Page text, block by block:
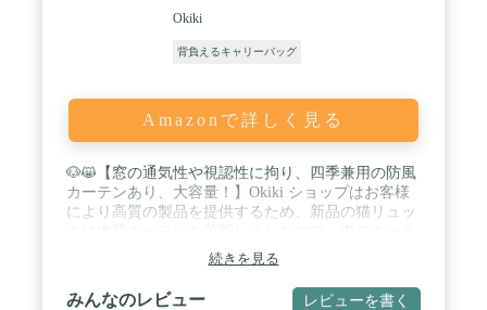
Okiki
背負えるキャリーバッグ
Amazonで詳しく見る
🐶😸【窓の通気性や視認性に拘り、四季兼用の防風
カーテンあり、大容量！】Okiki ショップはお客様
により高質の製品を提供するため、新品の猫リュッ
ンを降ろして暗くしたり、メッシュにして風を通し
たり、状況によって変えることが出来ます。通気性
や視認性が良くて、外出と散歩は、飼い主と同じよ
続きを見る
みんなのレビュー レビューを書く